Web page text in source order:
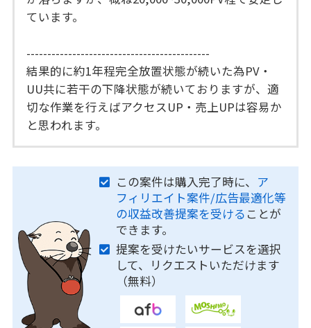
ています。
--------------------------------------------
結果的に約1年程完全放置状態が続いた為PV・
UU共に若干の下降状態が続いておりますが、適
切な作業を行えばアクセスUP・売上UPは容易か
と思われます。
この案件は購入完了時に、 ア
フィリエイト案件/広告最適化等
の収益改善提案を受ける ことが
できます。
提案を受けたいサービスを選択
して、リクエストいただけます
（無料）